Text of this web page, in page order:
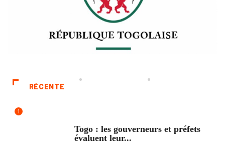
RÉCENTE
1
Togo : les gouverneurs et préfets
évaluent leur...